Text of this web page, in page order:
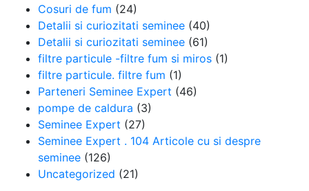
Cosuri de fum (24)
Detalii si curiozitati seminee (40)
Detalii si curiozitati seminee (61)
filtre particule -filtre fum si miros (1)
filtre particule. filtre fum (1)
Parteneri Seminee Expert (46)
pompe de caldura (3)
Seminee Expert (27)
Seminee Expert . 104 Articole cu si despre
seminee (126)
Uncategorized (21)